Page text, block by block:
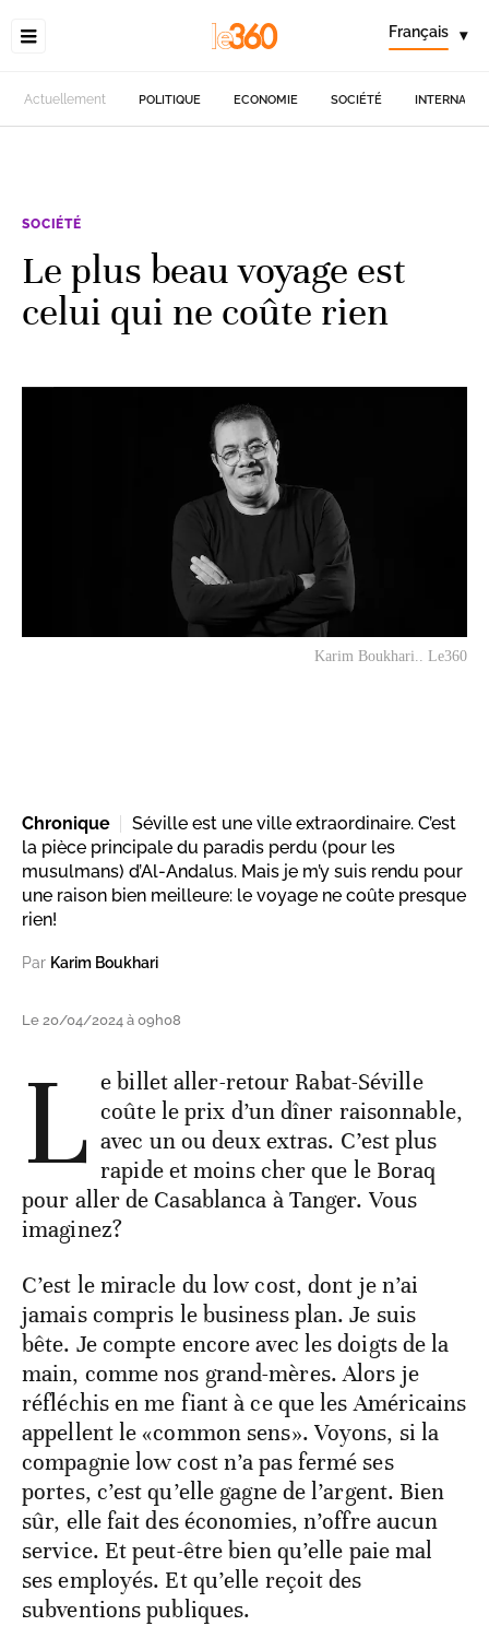
Français ▾
Actuellement POLITIQUE ECONOMIE SOCIÉTÉ
SOCIÉTÉ
Le plus beau voyage est
celui qui ne coûte rien
Karim Boukhari.. Le360
Chronique
Séville est une ville extraordinaire. C’est
la pièce principale du paradis perdu (pour les
musulmans) d’Al-Andalus. Mais je m’y suis rendu pour
une raison bien meilleure: le voyage ne coûte presque
rien!
Par Karim Boukhari
Le 20/04/2024 à 09h08
L e billet aller-retour Rabat-Séville
coûte le prix d’un dîner raisonnable,
avec un ou deux extras. C’est plus
rapide et moins cher que le Boraq
pour aller de Casablanca à Tanger. Vous
imaginez?
C’est le miracle du low cost, dont je n’ai
jamais compris le business plan. Je suis
bête. Je compte encore avec les doigts de la
main, comme nos grand-mères. Alors je
réfléchis en me fiant à ce que les Américains
appellent le «common sens». Voyons, si la
compagnie low cost n’a pas fermé ses
portes, c’est qu’elle gagne de l’argent. Bien
sûr, elle fait des économies, n’offre aucun
service. Et peut-être bien qu’elle paie mal
ses employés. Et qu’elle reçoit des
subventions publiques.